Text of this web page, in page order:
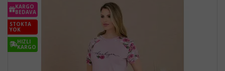
KARGO
BEDAVA
STOKTA
YOK
HIZLI
KARGO